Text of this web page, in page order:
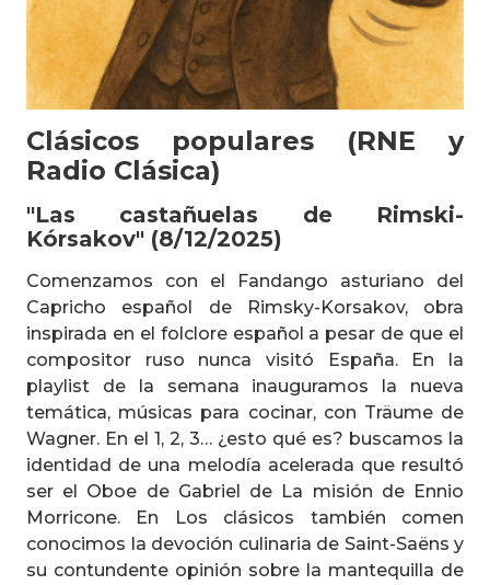
Clásicos populares (RNE y
Radio Clásica)
"Las castañuelas de Rimski-
Kórsakov" (8/12/2025)
Comenzamos con el Fandango asturiano del
Capricho español de Rimsky-Korsakov, obra
inspirada en el folclore español a pesar de que el
compositor ruso nunca visitó España. En la
playlist de la semana inauguramos la nueva
temática, músicas para cocinar, con Träume de
Wagner. En el 1, 2, 3… ¿esto qué es? buscamos la
identidad de una melodía acelerada que resultó
ser el Oboe de Gabriel de La misión de Ennio
Morricone. En Los clásicos también comen
conocimos la devoción culinaria de Saint-Saëns y
su contundente opinión sobre la mantequilla de